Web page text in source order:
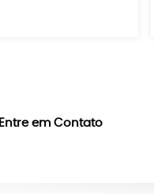
Entre em Contato